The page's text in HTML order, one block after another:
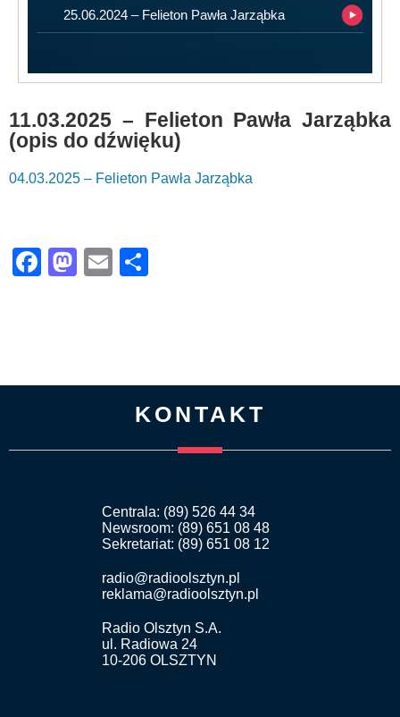
25.06.2024 – Felieton Pawła Jarząbka
11.03.2025 – Felieton Pawła Jarząbka
(opis do dźwięku)
04.03.2025 – Felieton Pawła Jarząbka
Facebook
Mastodon
Email
KONTAKT
Centrala: (89) 526 44 34
Newsroom: (89) 651 08 48
Sekretariat: (89) 651 08 12
radio@radioolsztyn.pl
reklama@radioolsztyn.pl
Radio Olsztyn S.A.
ul. Radiowa 24
10-206 OLSZTYN